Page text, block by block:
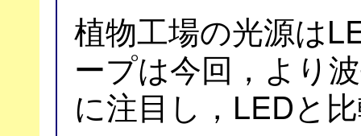
植物工場の光源は
ープは今回，より
に注目し，LEDと